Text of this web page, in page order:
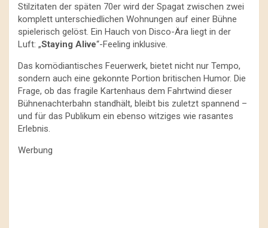
Stilzitaten der späten 70er wird der Spagat zwischen zwei
komplett unterschiedlichen Wohnungen auf einer Bühne
spielerisch gelöst. Ein Hauch von Disco-Ära liegt in der
Luft: „Staying Alive“-Feeling inklusive.
Das komödiantisches Feuerwerk, bietet nicht nur Tempo,
sondern auch eine gekonnte Portion britischen Humor. Die
Frage, ob das fragile Kartenhaus dem Fahrtwind dieser
Bühnenachterbahn standhält, bleibt bis zuletzt spannend –
und für das Publikum ein ebenso witziges wie rasantes
Erlebnis.
Werbung